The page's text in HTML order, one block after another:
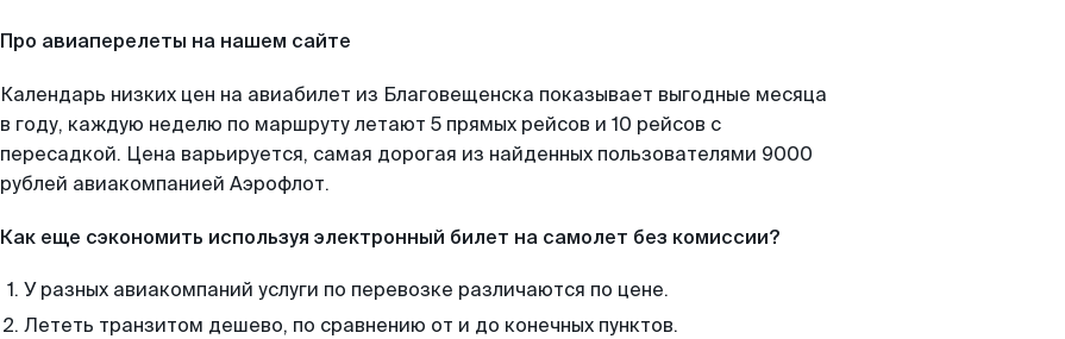
Про авиаперелеты на нашем сайте
Календарь низких цен на авиабилет из Благовещенска показывает выгодные месяца
в году, каждую неделю по маршруту летают 5 прямых рейсов и 10 рейсов с
пересадкой. Цена варьируется, самая дорогая из найденных пользователями 9000
рублей авиакомпанией Аэрофлот.
Как еще сэкономить используя электронный билет на самолет без комиссии?
У разных авиакомпаний услуги по перевозке различаются по цене.
Лететь транзитом дешево, по сравнению от и до конечных пунктов.